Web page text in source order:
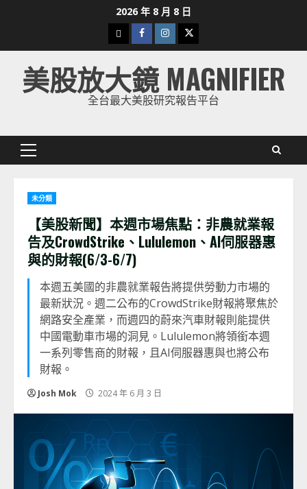
2026 年 8 月 8 日
下
載
美
股
Facebook
Instagram
Twitter
美股放大鏡 MAGNIFIER
全台最大美股研究報告平台
Primary
未分類
【美股新聞】本週市場焦點：非農就業報
告及CrowdStrike、Lululemon、AI伺服器惠
與的財報(6/3-6/7)
本週五美國的非農就業報告將提供勞動力市場的
最新狀況。週二公布的CrowdStrike財報將聚焦於
網路安全產業，而週四的蔚來汽車財報則能提供
中國電動車市場的洞見。Lululemon將領銜本週
一系列零售商的財報，且AI伺服器惠與也將公布
財報。
Josh Mok 2024 年 6 月 3 日